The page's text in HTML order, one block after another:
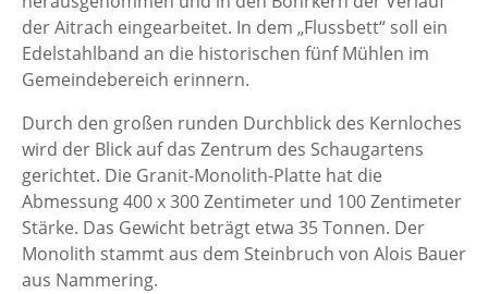
der Aitrach eingearbeitet. In dem „Flussbett“ soll ein
Edelstahlband an die historischen fünf Mühlen im
Gemeindebereich erinnern.
Durch den großen runden Durchblick des Kernloches
wird der Blick auf das Zentrum des Schaugartens
gerichtet. Die Granit-Monolith-Platte hat die
Abmessung 400 x 300 Zentimeter und 100 Zentimeter
Stärke. Das Gewicht beträgt etwa 35 Tonnen. Der
Monolith stammt aus dem Steinbruch von Alois Bauer
aus Nammering.